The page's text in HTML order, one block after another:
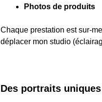
Photos de produits
Chaque prestation est sur-
déplacer mon studio
Des portraits